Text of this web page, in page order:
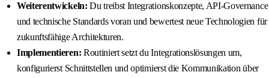
Weiterentwickeln: Du treibst Integrationskonzepte, API-Governance
und technische Standards voran und bewertest neue Technologien für
zukunftsfähige Architekturen.
Implementieren: Routiniert setzt du Integrationslösungen um,
konfigurierst Schnittstellen und optimierst die Kommunikation über